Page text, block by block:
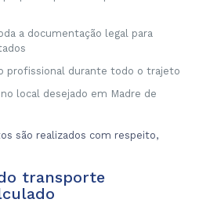
a documentação legal para
profissional durante todo o trajeto
local desejado em Madre de
são realizados com respeito,
transporte